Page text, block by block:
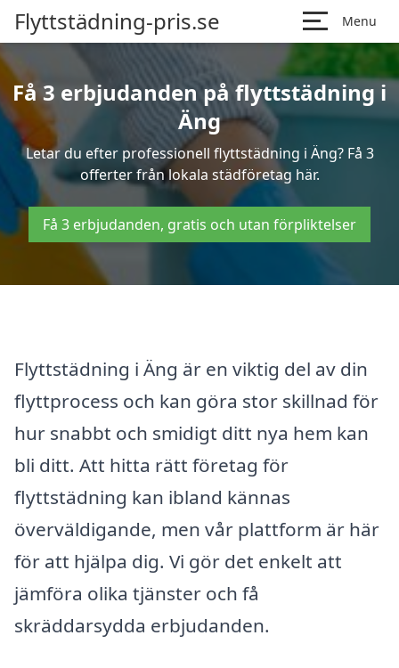
Flyttstädning-pris.se Menu
Få 3 erbjudanden på flyttstädning i
Äng
Letar du efter professionell flyttstädning i Äng? Få 3
offerter från lokala städföretag här.
Få 3 erbjudanden, gratis och utan förpliktelser
Flyttstädning i Äng är en viktig del av din
flyttprocess och kan göra stor skillnad för
hur snabbt och smidigt ditt nya hem kan
bli ditt. Att hitta rätt företag för
flyttstädning kan ibland kännas
överväldigande, men vår plattform är här
för att hjälpa dig. Vi gör det enkelt att
jämföra olika tjänster och få
skräddarsydda erbjudanden.